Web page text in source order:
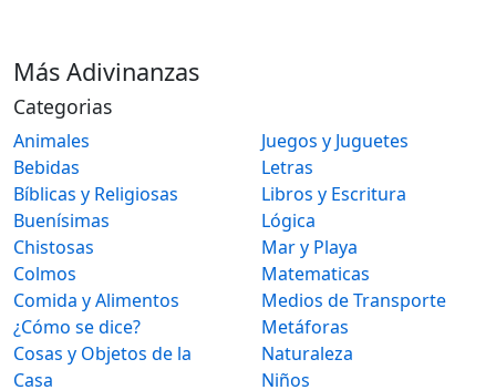
Más Adivinanzas
Categorias
Animales
Bebidas
Bíblicas y Religiosas
Buenísimas
Chistosas
Colmos
Comida y Alimentos
¿Cómo se dice?
Cosas y Objetos de la
Casa
Juegos y Juguetes
Letras
Libros y Escritura
Lógica
Mar y Playa
Matematicas
Medios de Transporte
Metáforas
Naturaleza
Niños